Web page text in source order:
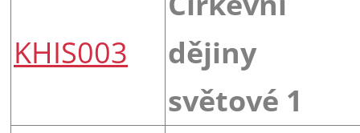
KHIS003
dějiny
světové 1